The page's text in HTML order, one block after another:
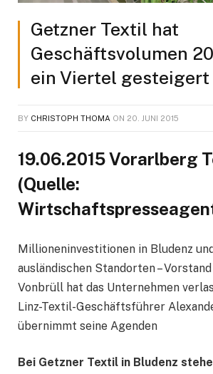
Getzner Textil hat
Geschäftsvolumen
ein Viertel gesteigert
BY CHRISTOPH THOMA ON 20. JUNI 2015
19.06.2015 Vorarlberg
(Quelle:
Millioneninvestitionen in Bludenz
ausländischen Standorten –
Vonbrüll hat das Unternehmen
Linz-Textil-Geschäftsführer
übernimmt seine Agenden
Bei Getzner Textil in Bludenz